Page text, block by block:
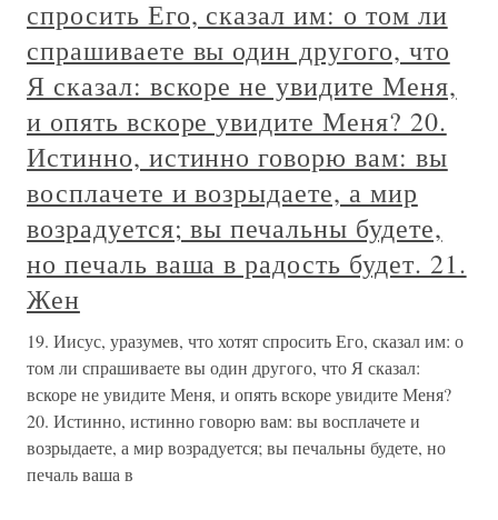
спросить Его, сказал им: о том ли
спрашиваете вы один другого, что
Я сказал: вскоре не увидите Меня,
и опять вскоре увидите Меня? 20.
Истинно, истинно говорю вам: вы
восплачете и возрыдаете, а мир
возрадуется; вы печальны будете,
но печаль ваша в радость будет. 21.
Жен
19. Иисус, уразумев, что хотят спросить Его, сказал им: о
том ли спрашиваете вы один другого, что Я сказал:
вскоре не увидите Меня, и опять вскоре увидите Меня?
20. Истинно, истинно говорю вам: вы восплачете и
возрыдаете, а мир возрадуется; вы печальны будете, но
печаль ваша в